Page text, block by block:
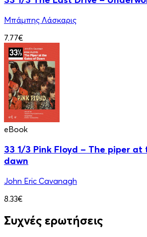
Μπάμπης Λάσκαρις
7.77€
eBook
33 1/3 Pink Floyd – The piper
dawn
John Eric Cavanagh
8.33€
Συχνές ερωτήσεις